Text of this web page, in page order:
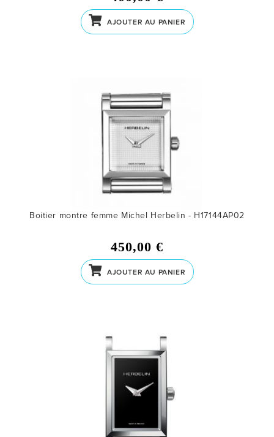
AJOUTER AU PANIER
Boitier montre femme Michel Herbelin - H17144AP02
450,00 €
AJOUTER AU PANIER